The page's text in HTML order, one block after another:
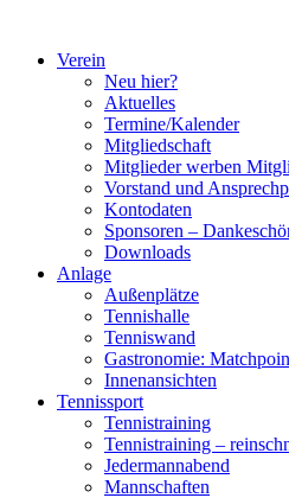
springenVerein
Neu hier?
Aktuelles
Termine/Kalender
Mitgliedschaft
Mitglieder werben
Vorstand und
Kontodaten
Sponsoren –
Downloads
Anlage
Außenplätze
Tennishalle
Tenniswand
Gastronomie:
Innenansichten
Tennissport
Tennistraining
Tennistraining –
Jedermannabend
Mannschaften